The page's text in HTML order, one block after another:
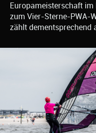
Europameisterschaft
zum Vier-Sterne-PWA-
zählt dementsprechend